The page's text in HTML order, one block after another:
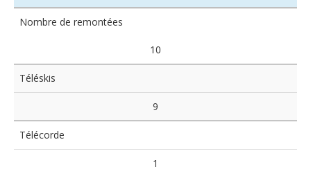
Nombre de remontées
10
Téléskis
9
Télécorde
1